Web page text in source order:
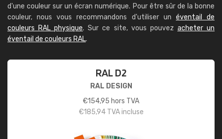
d'une couleur sur un écran numérique. Pour être sûr de la bonne
couleur, nous vous recommandons d'utiliser un éventail de
couleurs RAL physique. Sur ce site, vous pouvez acheter un
éventail de couleurs RAL.
RAL D2
RAL DESIGN
€154,95 hors TVA
€185,94TVA incluse